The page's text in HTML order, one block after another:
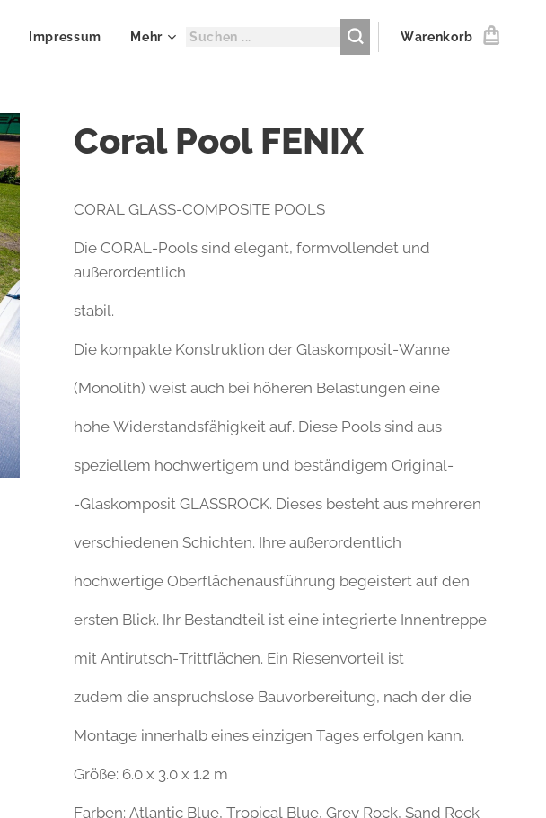
Impressum Mehr Warenkorb
Coral Pool FENIX
CORAL GLASS-COMPOSITE POOLS
Die CORAL-Pools sind elegant, formvollendet und
außerordentlich
stabil.
Die kompakte Konstruktion der Glaskomposit-Wanne
(Monolith) weist auch bei höheren Belastungen eine
hohe Widerstandsfähigkeit auf. Diese Pools sind aus
speziellem hochwertigem und beständigem Original-
-Glaskomposit GLASSROCK. Dieses besteht aus mehreren
verschiedenen Schichten. Ihre außerordentlich
hochwertige Oberflächenausführung begeistert auf den
ersten Blick. Ihr Bestandteil ist eine integrierte Innentreppe
mit Antirutsch-Trittflächen. Ein Riesenvorteil ist
zudem die anspruchslose Bauvorbereitung, nach der die
Montage innerhalb eines einzigen Tages erfolgen kann.
Größe: 6.0 x 3.0 x 1.2 m
Farben: Atlantic Blue, Tropical Blue, Grey Rock, Sand Rock